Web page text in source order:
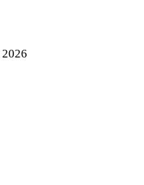
2026